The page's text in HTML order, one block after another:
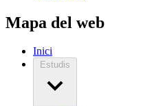
Mapa del web
Inici
Estudis